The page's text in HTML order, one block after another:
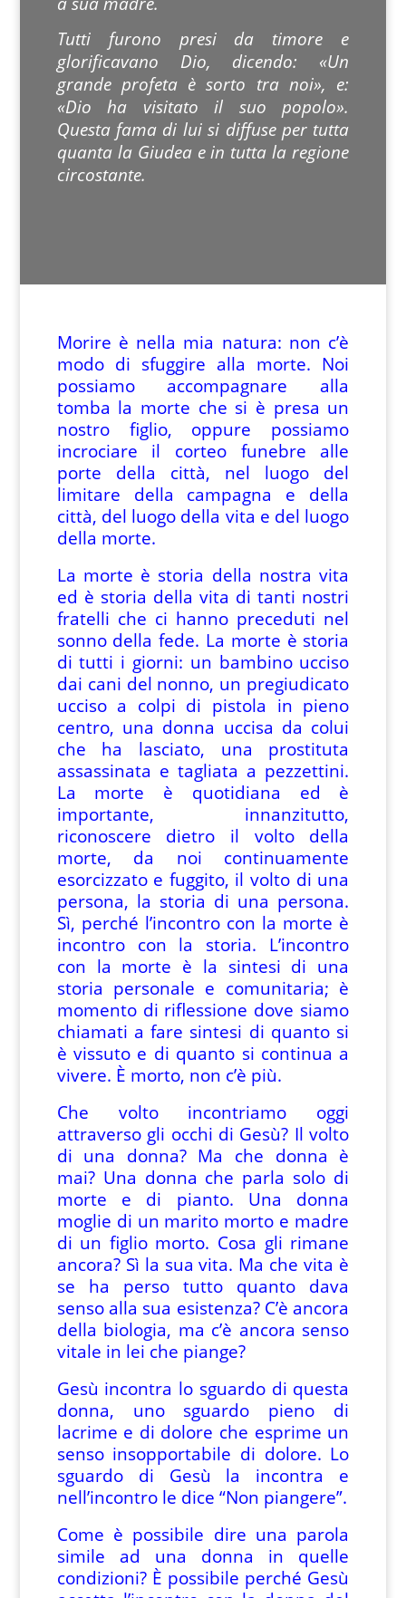
Tutti furono presi da timore e
glorificavano Dio, dicendo: «Un
grande profeta è sorto tra noi», e:
«Dio ha visitato il suo popolo».
Questa fama di lui si diffuse per tutta
quanta la Giudea e in tutta la regione
circostante.
Morire è nella mia natura: non c’è
modo di sfuggire alla morte. Noi
possiamo accompagnare alla
tomba la morte che si è presa un
nostro figlio, oppure possiamo
incrociare il corteo funebre alle
porte della città, nel luogo del
limitare della campagna e della
città, del luogo della vita e del luogo
della morte.
La morte è storia della nostra vita
ed è storia della vita di tanti nostri
fratelli che ci hanno preceduti nel
sonno della fede. La morte è storia
di tutti i giorni: un bambino ucciso
dai cani del nonno, un pregiudicato
ucciso a colpi di pistola in pieno
centro, una donna uccisa da colui
che ha lasciato, una prostituta
assassinata e tagliata a pezzettini.
La morte è quotidiana ed è
importante, innanzitutto,
riconoscere dietro il volto della
morte, da noi continuamente
esorcizzato e fuggito, il volto di una
persona, la storia di una persona.
Sì, perché l’incontro con la morte è
incontro con la storia. L’incontro
con la morte è la sintesi di una
storia personale e comunitaria; è
momento di riflessione dove siamo
chiamati a fare sintesi di quanto si
è vissuto e di quanto si continua a
vivere. È morto, non c’è più.
Che volto incontriamo oggi
attraverso gli occhi di Gesù? Il volto
di una donna? Ma che donna è
mai? Una donna che parla solo di
morte e di pianto. Una donna
moglie di un marito morto e madre
di un figlio morto. Cosa gli rimane
ancora? Sì la sua vita. Ma che vita è
se ha perso tutto quanto dava
senso alla sua esistenza? C’è ancora
della biologia, ma c’è ancora senso
vitale in lei che piange?
Gesù incontra lo sguardo di questa
donna, uno sguardo pieno di
lacrime e di dolore che esprime un
senso insopportabile di dolore. Lo
sguardo di Gesù la incontra e
nell’incontro le dice “Non piangere”.
Come è possibile dire una parola
simile ad una donna in quelle
condizioni? È possibile perché Gesù